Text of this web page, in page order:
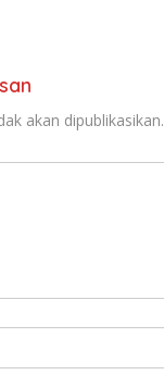
akan dipublikasikan.